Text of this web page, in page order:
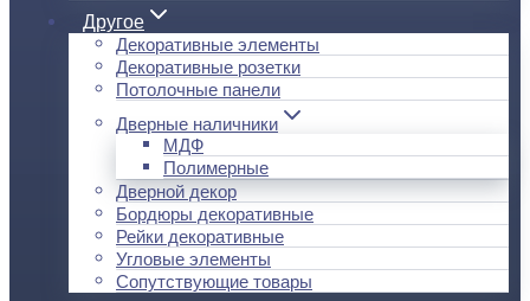
Другое
Декоративные элементы
Декоративные розетки
Потолочные панели
Дверные наличники
МДФ
Полимерные
Дверной декор
Бордюры декоративные
Рейки декоративные
Угловые элементы
Сопутствующие товары